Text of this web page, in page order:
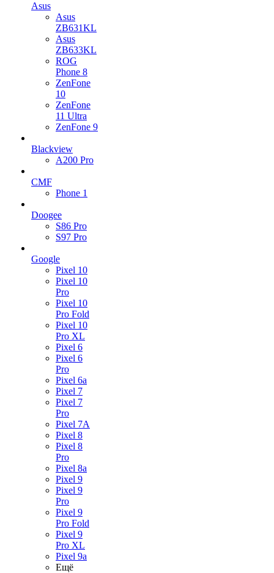
Asus
Asus
ZB631KL
Asus
ZB633KL
ROG
Phone 8
ZenFone
10
ZenFone
11 Ultra
ZenFone 9
Blackview
A200 Pro
CMF
Phone 1
Doogee
S86 Pro
S97 Pro
Google
Pixel 10
Pixel 10
Pro
Pixel 10
Pro Fold
Pixel 10
Pro XL
Pixel 6
Pixel 6
Pro
Pixel 6a
Pixel 7
Pixel 7
Pro
Pixel 7A
Pixel 8
Pixel 8
Pro
Pixel 8a
Pixel 9
Pixel 9
Pro
Pixel 9
Pro Fold
Pixel 9
Pro XL
Pixel 9a
Ещё